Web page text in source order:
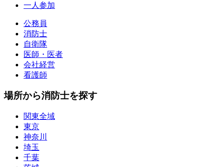
一人参加
公務員
消防士
自衛隊
医師・医者
会社経営
看護師
場所から消防士を探す
関東全域
東京
神奈川
埼玉
千葉